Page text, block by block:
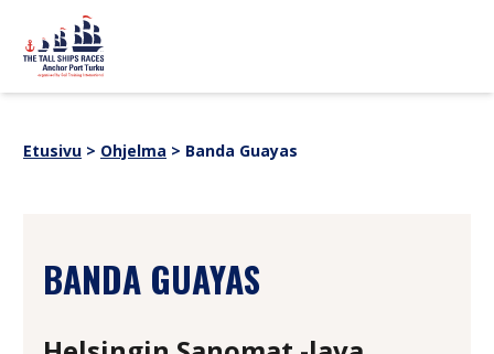
SUOMISVENSKAENGLISH
Yhteistyökumppanit
Etusivu > Ohjelma > Banda Guayas
BANDA GUAYAS